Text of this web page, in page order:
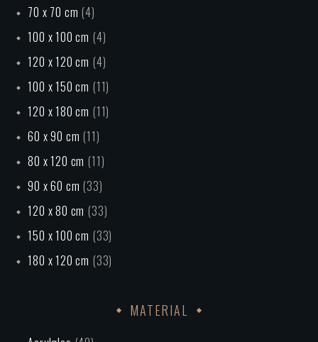
70 x 70 cm (4)
100 x 100 cm (4)
120 x 120 cm (4)
100 x 150 cm (11)
120 x 180 cm (11)
60 x 90 cm (11)
80 x 120 cm (11)
90 x 60 cm (33)
120 x 80 cm (33)
150 x 100 cm (33)
180 x 120 cm (33)
MATERIAL